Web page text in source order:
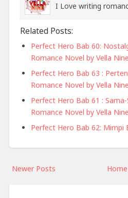
I Love writing
Related Posts:
Perfect Hero Bab 60:
Romance Novel by Vella Nine
Perfect Hero Bab 63 :
Romance Novel by Vella Nine
Perfect Hero Bab 61 :
Romance Novel by Vella Nine
Perfect Hero Bab 62: Mimpi
Newer Posts Home